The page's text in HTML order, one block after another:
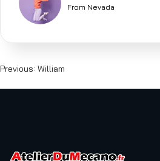
From Nevada
Previous: William